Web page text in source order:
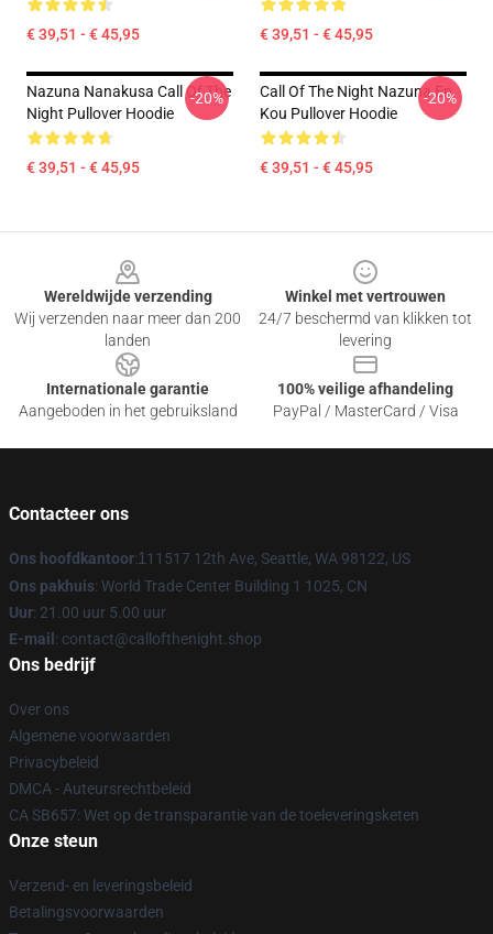
€ 39,51 - € 45,95 € 39,51 - € 45,95
Nazuna Nanakusa Call Of The
Night Pullover Hoodie
€ 39,51 - € 45,95
-20%
Call Of The Night Nazuna En
Kou Pullover Hoodie
€ 39,51 - € 45,95
-20%
Wereldwijde verzending
Wij verzenden naar meer dan 200
landen
Winkel met vertrouwen
24/7 beschermd van klikken tot
levering
Internationale garantie
Aangeboden in het gebruiksland
100% veilige afhandeling
PayPal / MasterCard / Visa
Contacteer ons
Ons hoofdkantoor:1 11517 12th Ave, Seattle, WA 98122, US
Ons pakhuis: World Trade Center Building 1 1025, CN
Uur: 21.00 uur 5.00 uur
E-mail : contact@callofthenight.shop
Ons bedrijf
Over ons
Algemene voorwaarden
Privacybeleid
DMCA - Auteursrechtbeleid
CA SB657: Wet op de transparantie van de toeleveringsketen
Onze steun
Verzend- en leveringsbeleid
Betalingsvoorwaarden